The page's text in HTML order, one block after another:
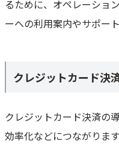
るために、オペレーショ
ーへの利用案内やサポー
クレジットカード決
クレジットカード決済の
効率化などにつながりま